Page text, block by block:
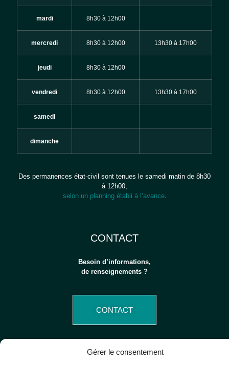
Gérer le consentement
mardi 8h30 à 12h00
mercredi 8h30 à 12h00 13h30 à 17h00
jeudi 8h30 à 12h00
vendredi 8h30 à 12h00 13h30 à 17h00
samedi
dimanche
Des permanences état-civil sont tenues le samedi matin de 8h30
à 12h00,
selon un planning établi à l’avance.
CONTACT
Besoin d’informations,
de renseignements ?
CONTACT